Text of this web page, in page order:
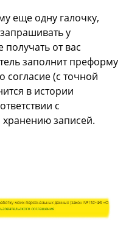
еще одну галочку,
у
получать от вас
заполнит преформу
согласие (с точной
в истории
с
записей.